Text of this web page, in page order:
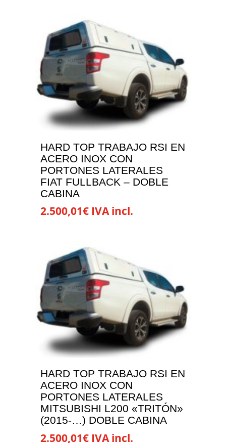
1.570,00€
múltiples
variantes.
Las
opciones
se
pueden
elegir
página
de
producto
HARD TOP TRABAJO RSI EN
ACERO INOX CON
PORTONES LATERALES
FIAT FULLBACK – DOBLE
CABINA
2.500,01€ IVA incl.
HARD TOP TRABAJO RSI EN
ACERO INOX CON
PORTONES LATERALES
MITSUBISHI L200 «TRITÓN»
(2015-…) DOBLE CABINA
2.500,01€ IVA incl.